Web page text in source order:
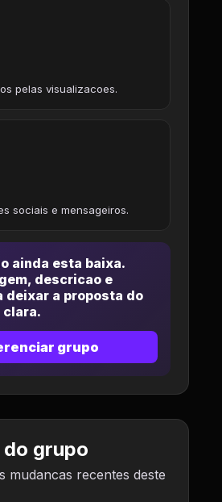
pelas visualizacoes.
sociais e mensageiros.
ainda esta baixa.
descricao e
deixar a proposta do
clara.
grupo
grupo
mudancas recentes deste